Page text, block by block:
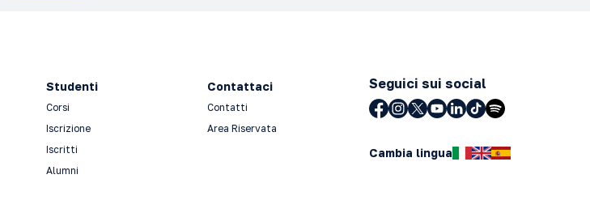
Studenti
Corsi
Iscrizione
Iscritti
Alumni
Contattaci
Contatti
Area Riservata
Seguici sui social
Cambia lingua